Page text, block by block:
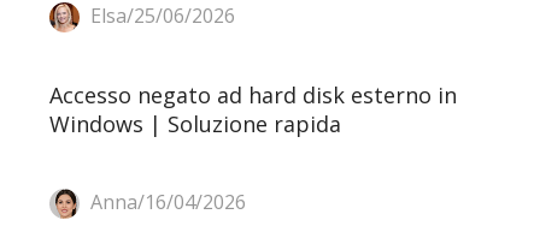
Elsa/25/06/2026
Accesso negato ad hard disk esterno in
Windows | Soluzione rapida
Anna/16/04/2026